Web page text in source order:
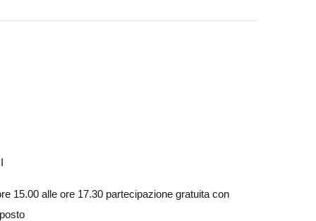
15.00 alle ore 17.30 partecipazione gratuita con